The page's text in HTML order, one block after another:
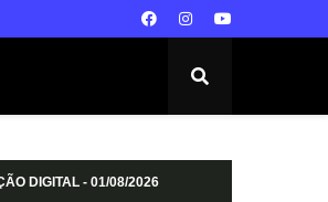
DIGITAL - 01/08/2026